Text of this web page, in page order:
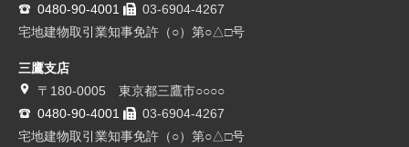
0480-90-4001
03-6904-4267
宅地建物取引業知事免許（○）第○△□号
三鷹支店
〒180-0005 東京都三鷹市○○○○
0480-90-4001
03-6904-4267
宅地建物取引業知事免許（○）第○△□号